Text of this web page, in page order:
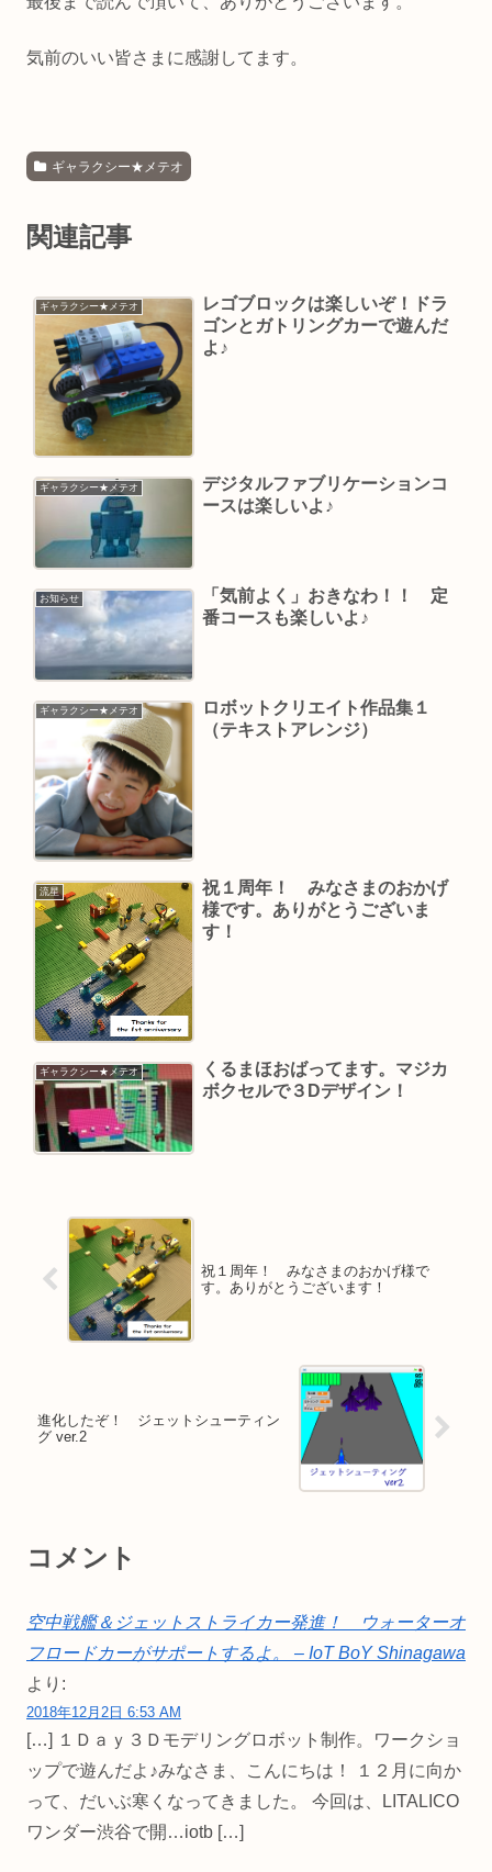
気前のいい皆さまに感謝してます。
ギャラクシー★メテオ
関連記事
ギャラクシー★メテオ
レゴブロックは楽しいぞ！ドラ
ゴンとガトリングカーで遊んだ
よ♪
ギャラクシー★メテオ
デジタルファブリケーションコ
ースは楽しいよ♪
お知らせ
「気前よく」おきなわ！！ 定
番コースも楽しいよ♪
ギャラクシー★メテオ
ロボットクリエイト作品集１
（テキストアレンジ）
流星
祝１周年！ みなさまのおかげ
様です。ありがとうございま
す！
ギャラクシー★メテオ
くるまほおばってます。マジカ
ボクセルで３Dデザイン！
祝１周年！ みなさまのおかげ様で
す。ありがとうございます！
進化したぞ！ ジェットシューティン
グ ver.2
コメント
空中戦艦＆ジェットストライカー発進！ ウォーターオ
フロードカーがサポートするよ。 – IoT BoY Shinagawa
より:
2018年12月2日 6:53 AM
[…] １Ｄａｙ３Ｄモデリングロボット制作。ワークショ
ップで遊んだよ♪みなさま、こんにちは！ １２月に向か
って、だいぶ寒くなってきました。 今回は、LITALICO
ワンダー渋谷で開…iotb […]